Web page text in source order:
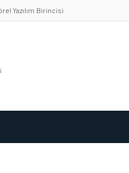
Yazılım Birincisi